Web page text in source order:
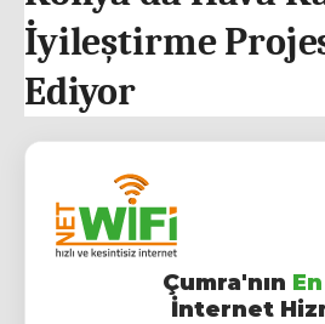
İyileştirme
Ediyor
Çumra'nın En
İnternet